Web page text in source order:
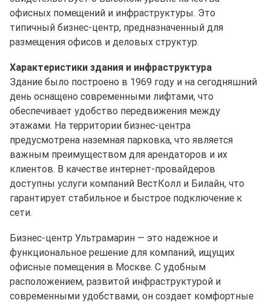
офисных помещений и инфраструктуры. Это
типичный бизнес-центр, предназначенный для
размещения офисов и деловых структур.
Характеристики здания и инфраструктура
Здание было построено в 1969 году и на сегодняшний
день оснащено современными лифтами, что
обеспечивает удобство передвижения между
этажами. На территории бизнес-центра
предусмотрена наземная парковка, что является
важным преимуществом для арендаторов и их
клиентов. В качестве интернет-провайдеров
доступны услуги компаний ВестКолл и Билайн, что
гарантирует стабильное и быстрое подключение к
сети.
Бизнес-центр Ультрамарин — это надежное и
функциональное решение для компаний, ищущих
офисные помещения в Москве. С удобным
расположением, развитой инфраструктурой и
современными удобствами, он создает комфортные